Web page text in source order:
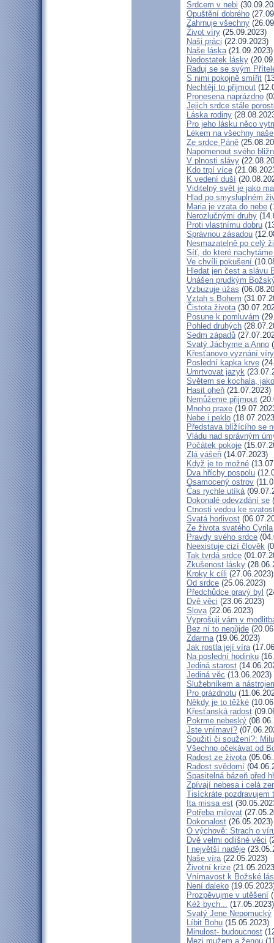
Srdcem v nebi
Opuštění dobrého
Zahrnuje všechny
Život víry (25.09.2023)
Naši práci (22.09.2023)
Naše láska(21.09.2023)
Nedostatek lásky
Raduj se se svým
S nimi pokojně smířit
Nechtějí to přijmout
Pronesena naprázdno
Jejich srdce stále
Láska rodiny
Pro jeho lásku něco
Lékem na všechny
Ze srdce Páně
Napomenout svého
V plnosti slávy
Kdo trpí více
K vedení duší
Viditelný svět je jako
Hlad po smysluplném
Maria je vzata do nebe
Nerozlučnými druhy
Proti vlastnímu dobru
Správnou zásadou
Nesmazatelně po celý
Síť, do které
Ve chvíli pokušení
Hledat jen čest a slávu
Unášen prudkým
Vzbuzuje úžas
Vztah s Bohem
Čistota života
Posune k pomluvám
Pohled druhých
Sedm západů
Svatý Jáchyme a Anno
Křesťanovo vyznání
Poslední kapka krve
Umrtvovat jazyk
Světem se kochala,
Hasit oheň (21.07.2023)
Nemůžeme přijmout
Mnoho praxe
Nebe i peklo
Představa blížícího se
Vládu nad správným
Počátek pokoje
Zlá vášeň (14.07.2023)
Když je to možné
Dva hříchy pospolu
Osamocený ostrov
Čas rychle utíká
Dokonalé odevzdání se
Ctnosti vedou ke
Svatá horlivost
Ze života svatého Cyrila
Pravdy svého srdce
Neexistuje cizí člověk
Tak tvrdá srdce
Zkušenost lásky
Kroky k cíli (27.06.2023)
Od srdce (25.06.2023)
Předchůdce pravý byl
Dvě věci (23.06.2023)
Slova(22.06.2023)
Vyprošuji vám v
Bez ní to nepůjde
Zdarma(19.06.2023)
Jak rostla její víra
Na poslední hodinku
Jediná starost
Jediná věc (13.06.2023)
Služebníkem a
Pro prázdnotu
Někdy je to těžké
Křesťanská radost
Pokrme nebeský
Jste vnímaví?
Soužití či soužení?:
Všechno očekávat od
Radost ze života
Radost svědomí
Spasitelná bázeň před
Zpívají nebesa i celá
Tisíckráte pozdravujem
Ita missa est
Potřeba milovat
Dokonalost (26.05.2023)
O výchově: Strach o
Dvě velmi odlišné věci
I největší naděje
Naše víra(22.05.2023)
Životní krize
Vnímavost k Božské
Není daleko
Prozpěvujme v utěšení
Kéž bych... (17.05.2023)
Svatý Jene Nepomucký
Líbit Bohu (15.05.2023)
Minulost- budoucnost
Mezi mužem a ženou